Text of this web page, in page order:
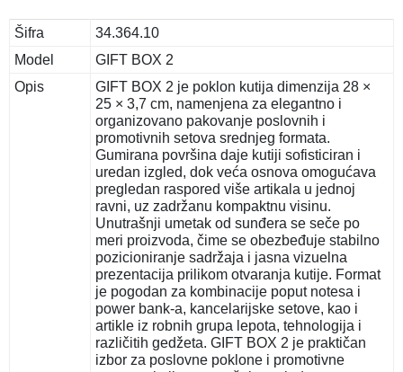
Šifra
34.364.10
Model
GIFT BOX 2
Opis
GIFT BOX 2 je poklon kutija dimenzija 28 ×
25 × 3,7 cm, namenjena za elegantno i
organizovano pakovanje poslovnih i
promotivnih setova srednjeg formata.
Gumirana površina daje kutiji sofisticiran i
uredan izgled, dok veća osnova omogućava
pregledan raspored više artikala u jednoj
ravni, uz zadržanu kompaktnu visinu.
Unutrašnji umetak od sunđera se seče po
meri proizvoda, čime se obezbeđuje stabilno
pozicioniranje sadržaja i jasna vizuelna
prezentacija prilikom otvaranja kutije. Format
je pogodan za kombinacije poput notesa i
power bank-a, kancelarijske setove, kao i
artikle iz robnih grupa lepota, tehnologija i
različitih gedžeta. GIFT BOX 2 je praktičan
izbor za poslovne poklone i promotivne